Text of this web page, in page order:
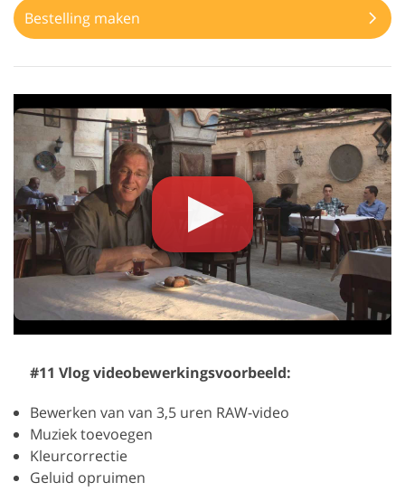
Bestelling maken
#11 Vlog videobewerkingsvoorbeeld:
Bewerken van van 3,5 uren RAW-video
Muziek toevoegen
Kleurcorrectie
Geluid opruimen